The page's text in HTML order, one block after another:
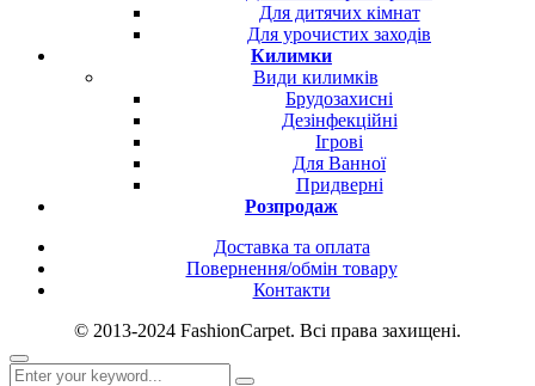
Для дитячих кімнат
Для урочистих заходів
Килимки
Види килимків
Брудозахисні
Дезінфекційні
Ігрові
Для Ванної
Придверні
Розпродаж
Доставка та оплата
Повернення/обмін товару
Контакти
© 2013-2024 FashionCarpet. Всі права захищені.